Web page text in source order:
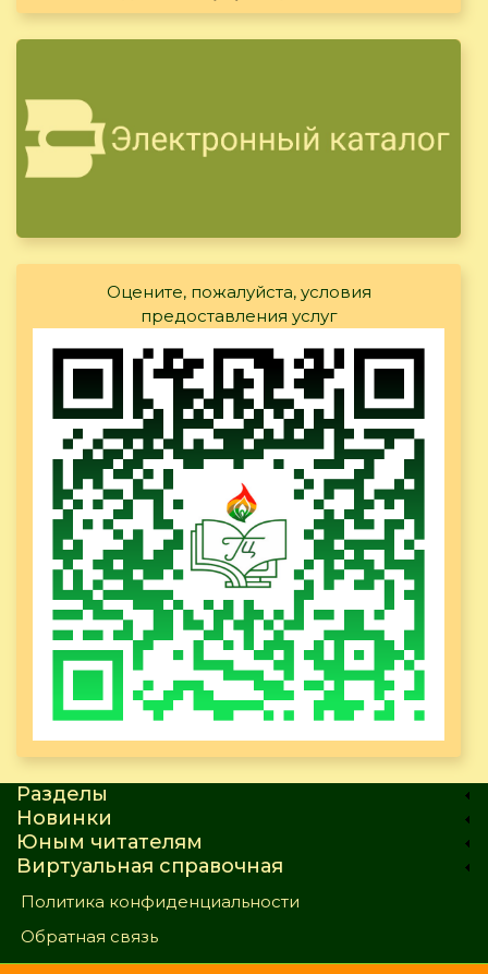
Оцените, пожалуйста, условия
предоставления услуг
Разделы
Новинки
Юным читателям
Виртуальная справочная
Политика конфиденциальности
Обратная связь